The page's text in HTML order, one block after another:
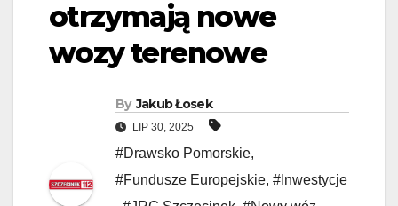
otrzymają nowe
wozy terenowe
By Jakub Łosek
LIP 30, 2025
#Drawsko Pomorskie,
#Fundusze Europejskie, #Inwestycje